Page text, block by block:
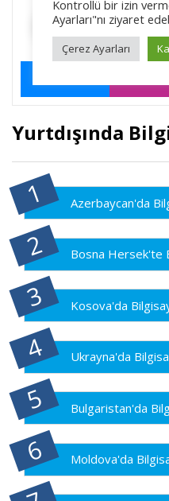
Yurtdışında
Azerbaycan'da
Bosna Hersek'te
Kosova'da
Ukrayna'da
Bulgaristan'da
Moldova'da